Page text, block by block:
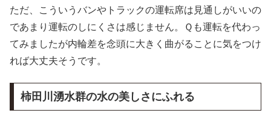
ただ、こういうバンやトラックの運転席は見通しがいいの
であまり運転のしにくさは感じません。Ｑも運転を代わっ
てみましたが内輪差を念頭に大きく曲がることに気をつけ
れば大丈夫そうです。
柿田川湧水群の水の美しさにふれる